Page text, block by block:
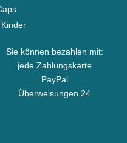
Sie können bezahlen mit:
jede Zahlungskarte
PayPal
Überweisungen 24